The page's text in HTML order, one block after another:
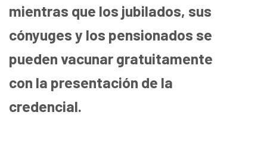
mientras que los jubilados, sus
cónyuges y los pensionados se
pueden vacunar gratuitamente
con la presentación de la
credencial.